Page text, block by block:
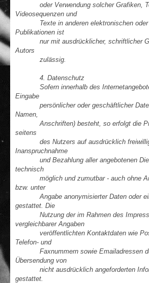
oder Verwendung solcher Grafiken,
Videosequenzen und
Texte in anderen elektronischen oder
Publikationen ist
nur mit ausdrücklicher, schriftlicher
Autors
zulässig.
4. Datenschutz
Sofern innerhalb des
Eingabe
persönlicher oder geschäftlicher Daten
Namen,
Anschriften) besteht, so erfolgt die
seitens
des Nutzers auf ausdrücklich
Inanspruchnahme
und Bezahlung aller angebotenen
technisch
möglich und zumutbar - auch ohne
bzw. unter
Angabe anonymisierter Daten oder
gestattet. Die
Nutzung der im Rahmen des
vergleichbarer Angaben
veröffentlichten Kontaktdaten wie
Telefon- und
Faxnummern sowie Emailadressen
Übersendung von
nicht ausdrücklich angeforderten
gestattet.